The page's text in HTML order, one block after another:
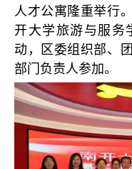
人才公寓隆重举行
开大学旅游与服务
动，区委组织部、
部门负责人参加。